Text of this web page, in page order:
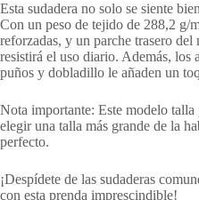
Esta sudadera no solo se siente
Con un peso de tejido de 288,2 g/
reforzadas, y un parche trasero
resistirá el uso diario. Además, los
puños y dobladillo le añaden un
Nota importante: Este modelo
elegir una talla más grande de la
perfecto.
¡Despídete de las sudaderas
con esta prenda imprescindible!